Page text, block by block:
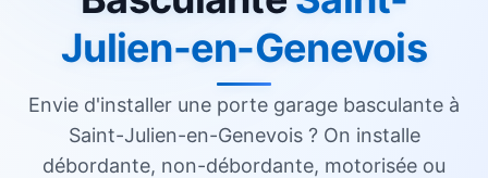
Julien-en-Genevois
Envie d'installer une porte garage basculante à
Saint-Julien-en-Genevois ? On installe
débordante, non-débordante, motorisée ou